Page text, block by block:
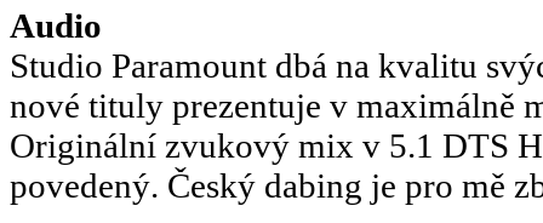
Audio
Studio Paramount dbá na kvalitu
nové tituly prezentuje v maximálně
Originální zvukový mix v 5.1 DTS
povedený. Český dabing je pro mě